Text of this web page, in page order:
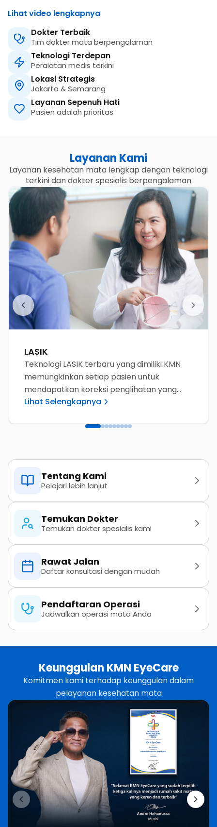
Lihat video lengkapnya
Dokter Terbaik
Tim dokter mata berpengalaman
Teknologi Terdepan
Peralatan medis terkini
Lokasi Strategis
Jakarta & Semarang
Layanan Sepenuh Hati
Pasien adalah prioritas
Layanan Kami
Layanan kesehatan mata lengkap dengan teknologi
terkini dan dokter spesialis berpengalaman
LASIK
Teknologi LASIK terbaru yang dimiliki KMN
memungkinkan setiap pasien untuk
mendapatkan koreksi penglihatan yang
personal sesuai kondisi mata masing-
Lihat Selengkapnya
Tentang Kami
Pelajari lebih lanjut
Temukan Dokter
Temukan dokter spesialis kami
Rawat Jalan
Daftar konsultasi dengan mudah
Pendaftaran Operasi
Jadwalkan operasi mata Anda
Keunggulan KMN EyeCare
Komitmen kami terhadap keunggulan dalam
pelayanan kesehatan mata